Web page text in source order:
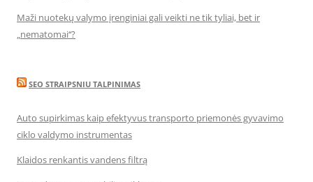
Maži nuotekų valymo įrenginiai gali veikti ne tik tyliai, bet ir
„nematomai‘‘?
SEO STRAIPSNIU TALPINIMAS
Auto supirkimas kaip efektyvus transporto priemonės gyvavimo
ciklo valdymo instrumentas
Klaidos renkantis vandens filtrą